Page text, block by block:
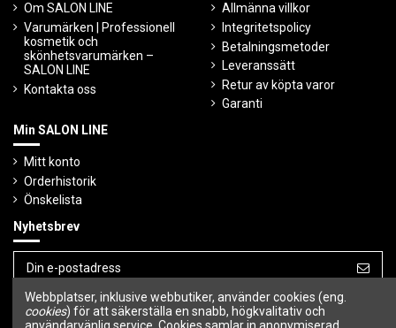
Om SALON LINE
Varumärken | Professionell
kosmetik och
skönhetsvarumärken –
SALON LINE
Kontakta oss
Allmänna villkor
Integritetspolicy
Betalningsmetoder
Leveranssätt
Retur av köpta varor
Garanti
Min SALON LINE
Mitt konto
Orderhistorik
Önskelista
Nyhetsbrev
Du kan avbryta prenumerationen när som
helst.
Webbplatser, inklusive webbutiker, använder cookies (eng.
cookies) för att säkerställa en snabb, högkvalitativ och